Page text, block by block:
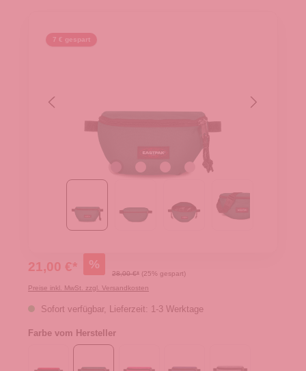
7 € gespart
21,00 €* %
28,00 €* (25% gespart)
Preise inkl. MwSt. zzgl. Versandkosten
Sofort verfügbar, Lieferzeit: 1-3 Werktage
Farbe vom Hersteller